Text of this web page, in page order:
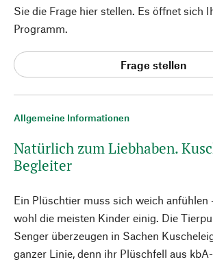
Allgemeine Informationen
Natürlich zum Liebhaben.
Begleiter
Ein Plüschtier muss sich weich anfühlen
wohl die meisten Kinder einig. Die
Senger überzeugen in Sachen
ganzer Linie, denn ihr Plüschfell aus
Sie die Frage hier stellen. Es öffnet sich
Programm.
Frage stellen